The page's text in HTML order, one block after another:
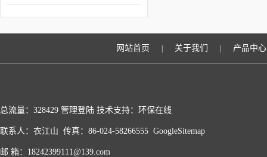
网站首页 关于我们 产品中心
总流量：328429 管理登陆 技术支持： 环保在线
联系人：衣江山 传真：86-024-58266555 GoogleSitemap
邮 箱：18242399111@139.com